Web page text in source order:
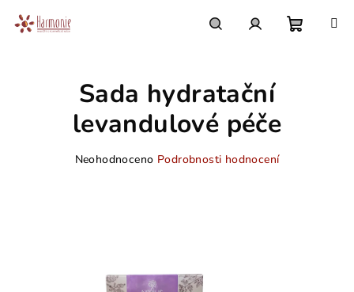
obsah
Sada hydratační
levandulové péče
Průměrné
Neohodnoceno Podrobnosti hodnocení